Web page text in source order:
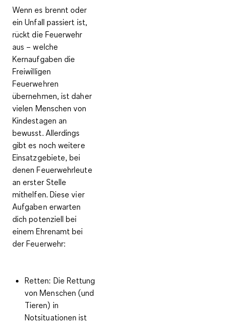
Wenn es brennt oder
ein Unfall passiert ist,
rückt die Feuerwehr
aus – welche
Kernaufgaben die
Freiwilligen
Feuerwehren
übernehmen, ist daher
vielen Menschen von
Kindestagen an
bewusst. Allerdings
gibt es noch weitere
Einsatzgebiete, bei
denen Feuerwehrleute
an erster Stelle
mithelfen. Diesevier
Aufgaben erwarten
dich potenziell bei
einem Ehrenamt bei
der Feuerwehr:
Retten: Die Rettung
von Menschen (und
Tieren) in
Notsituationen ist